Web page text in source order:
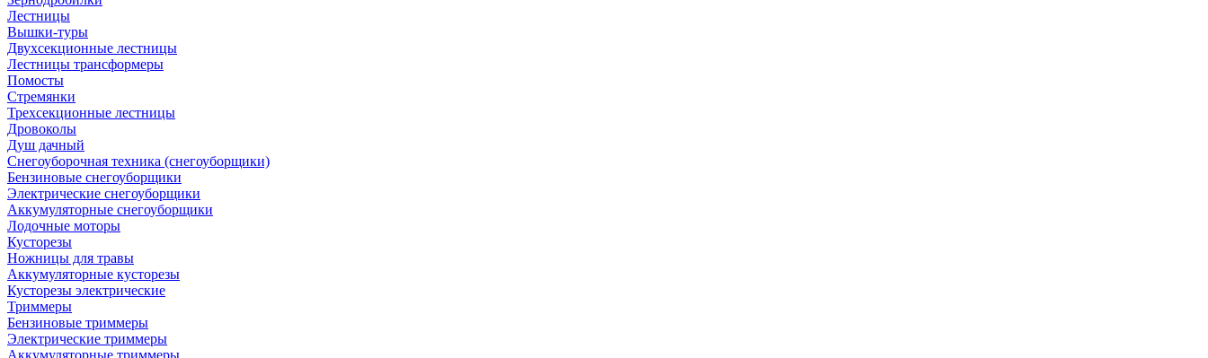
Лестницы
Вышки-туры
Двухсекционные лестницы
Лестницы трансформеры
Помосты
Стремянки
Трехсекционные лестницы
Дровоколы
Душ дачный
Снегоуборочная техника (снегоуборщики)
Бензиновые снегоуборщики
Электрические снегоуборщики
Аккумуляторные снегоуборщики
Лодочные моторы
Кусторезы
Ножницы для травы
Аккумуляторные кусторезы
Кусторезы электрические
Триммеры
Бензиновые триммеры
Электрические триммеры
Аккумуляторные триммеры